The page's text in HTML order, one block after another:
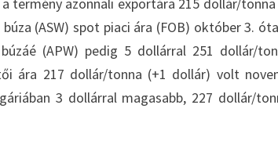
(ASW) spot piaci ára (FOB) október 3.
(APW) pedig 5 dollárral 251 dollár/
ára 217 dollár/tonna (+1 dollár) volt
3 dollárral magasabb, 227 dollár/